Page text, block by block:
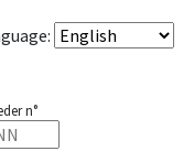
:
n°